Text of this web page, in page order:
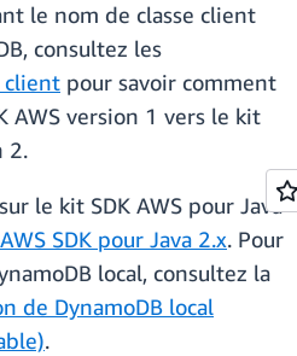
le nom de classe client
consultez les
client pour savoir comment
AWS version 1 vers le kit
2.
le kit SDK AWS pour Java
SDK pour Java 2.x. Pour
local, consultez la
de DynamoDB local
.